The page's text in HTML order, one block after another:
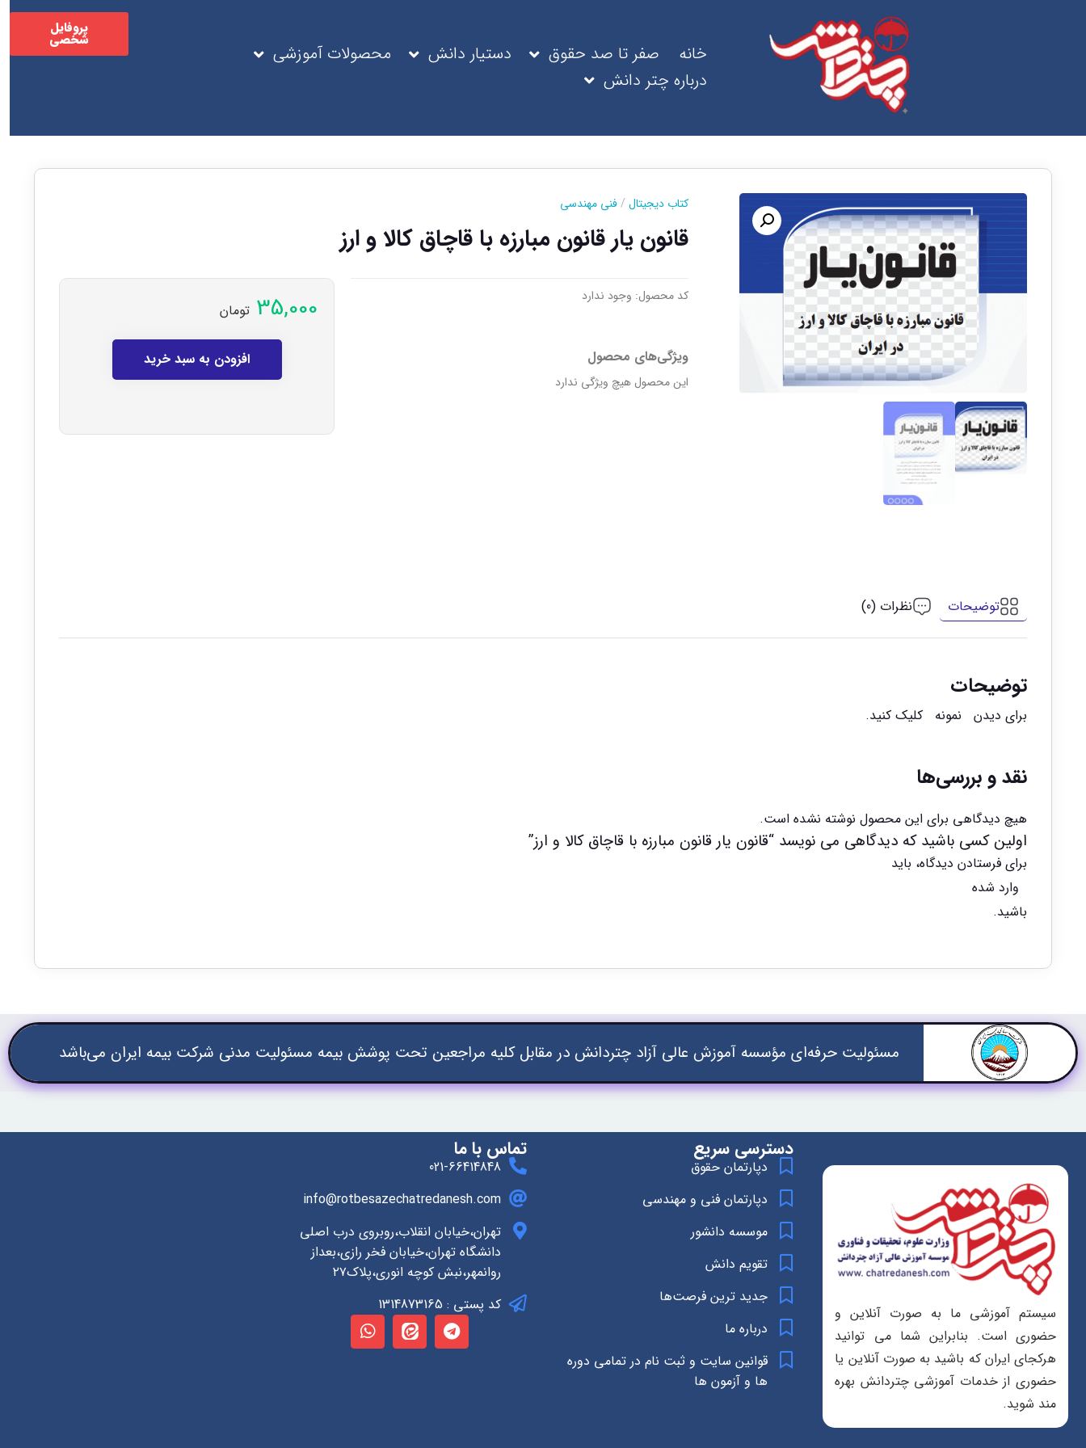
خانه صفر تا صد حقوق دستیار دانش
محصولات آموزشی
درباره چتر دانش
پروفایل
شخصی
کتاب دیجیتال /فنی مهندسی
قانون یار قانون مبارزه با قاچاق کالا و ارز
کد محصول: وجود ندارد
ویژگی‌های محصول
این محصول هیچ ویژگی ندارد
35,000 تومان
افزودن به سبد خرید
توضیحات نظرات (0)
توضیحات
برای دیدن نمونه کلیک کنید.
نقد و بررسی‌ها
هیچ دیدگاهی برای این محصول نوشته نشده است.
اولین کسی باشید که دیدگاهی می نویسد “قانون یار قانون مبارزه با قاچاق کالا و ارز”
برای فرستادن دیدگاه، باید
وارد شده
باشید.
مسئولیت حرفه‌ای مؤسسه آموزش عالی آزاد چتردانش در مقابل کلیه مراجعین تحت پوشش بیمه مسئولیت مدنی شرکت بیمه ایران می‌باشد
سیستم آموزشی ما به صورت آنلاین و
حضوری است. بنابراین شما می توانید
هرکجای ایران که باشید به صورت آنلاین یا
حضوری از خدمات آموزشی چتردانش بهره
مند شوید.
دسترسی سریع
دپارتمان حقوق
دپارتمان فنی و مهندسی
موسسه دانشور
تقویم دانش
جدید ترین فرصت‌ها
درباره ما
قوانین سایت و ثبت نام در تمامی دوره
ها و آزمون ها
تماس با ما
021-66414848
info@rotbesazechatredanesh.com
تهران،خیابان انقلاب،روبروی درب اصلی
دانشگاه تهران،خیابان فخر رازی،بعداز
روانمهر،نبش کوچه انوری،پلاک۲۷
کد پستی : 1314873165